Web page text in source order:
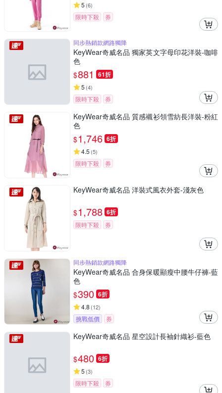
5 (6)
限時下殺 券
同步熱銷款網路獨降
KeyWear奇威名品 獨家英文字母印花洋裝-咖啡
色
$881 61折
5 (4)
限時下殺 券
KeyWear奇威名品 質感襯衫領雪紡長洋裝-粉紅
色
$1,746 6折
4.5 (5)
限時下殺 券
KeyWear奇威名品 洋裝式風衣外套-淺灰色
$1,788 6折
限時下殺 券
同步熱銷款網路獨降
KeyWear奇威名品 合身保暖顯瘦中腰牛仔褲-藍
色
$390 6折
4.8 (12)
挑戰低價 券
KeyWear奇威名品 星空設計長袖針織衫-藍色
$480 6折
5 (3)
限時下殺 券